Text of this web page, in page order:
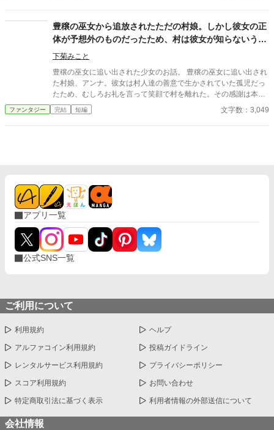
令嬢、オルレアン侯爵令嬢エルティアに転生してることに気がつ
いた。 エルティアは１８歳の舞踏会で婚約者から悪役令嬢とし
て断罪され、婚約破棄を言い渡される。その後、父親から家を追
い出され、よからぬ輩に襲われて殺される。 前世だってやりた
かったことができずに死んでしまったのに、転生してもそんな悲
惨な人生を送るなんて、たまったもんじゃない！！それなら私は
前世継ごうと思っていた祖父母のやっていたようなカフェを開い
て楽しく自由な人生を送りたい。 そして私は王都と実家を飛び
出して森が開けた自然豊かな場所で念願のカフェを侍女のシサと
豊穣の巫女から追放されたただの村娘。しかし彼女の正
体が予想外のものだったため、村は彼女が知らないうち
に崩壊する。
下菊みこと
豊穣の巫女に追い出された少女のお話。 豊穣の巫女に追い出され
た村娘、アンナ。彼女は村人達の善意で生かされていた孤児だっ
たため、むしろお礼を言って笑顔で村を離れた。その感謝は本物
だった。なにも持たない彼女は、果たしてどこに向かうのか…。
小説家になろう様でも投稿しています。
ファンタジー 完結 短編 文字数：3,049
アプリ一覧
公式SNS一覧
ご利用について
利用規約 ヘルプ
アルファコイン利用規約 投稿ガイドライン
レンタルサービス利用規約 プライバシーポリシー
スコア利用規約 お問い合わせ
特定商取引法に基づく表示 利用者情報の外部送信について
会社情報